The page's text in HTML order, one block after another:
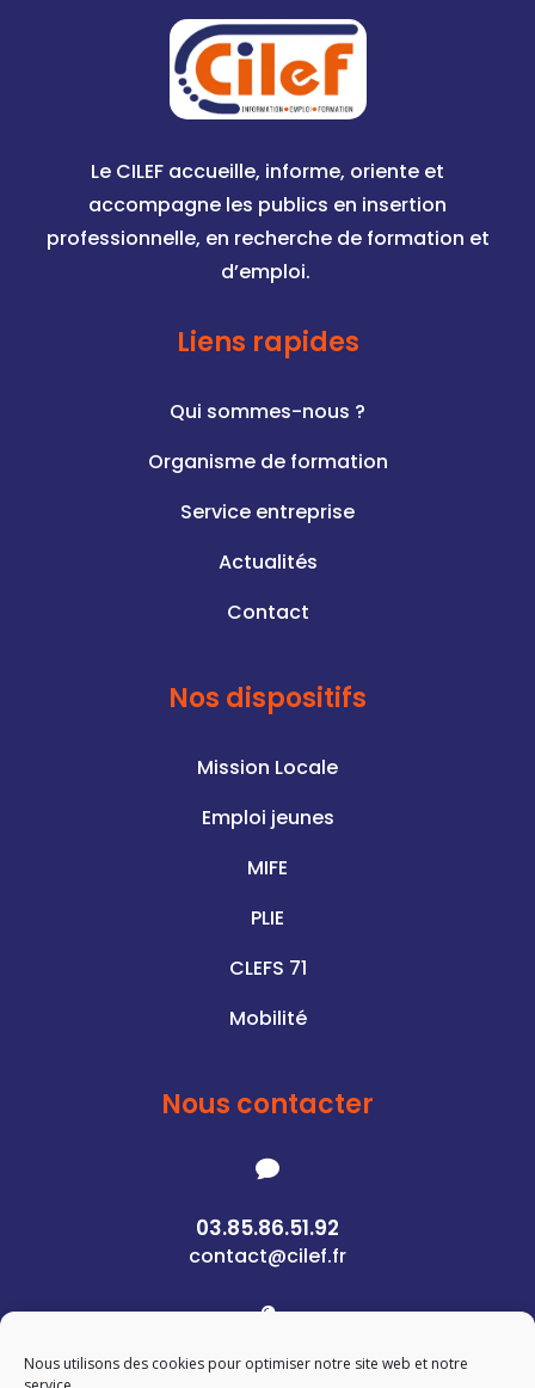
Nous utilisons des cookies pour optimiser notre site web et notre
Le CILEF accueille, informe, oriente et
accompagne les publics en insertion
professionnelle, en recherche de formation et
d’emploi.
Liens rapides
Qui sommes-nous ?
Organisme de formation
Service entreprise
Actualités
Contact
Nos dispositifs
Mission Locale
Emploi jeunes
MIFE
PLIE
CLEFS 71
Mobilité
Nous contacter

03.85.86.51.92
contact@cilef.fr

1 Rue des Pierres